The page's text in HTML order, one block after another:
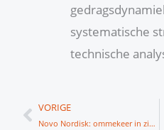
systematische
technische
Vorige
VORIGE
Novo Nordisk: ommekeer in zicht?